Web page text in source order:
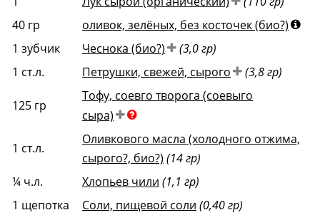
40 гр
оливок, зелёных, без косточек (био?)
1 зубчик Чеснока (био?)
(3,0 гр)
1 ст.л. Петрушки, свежей, сырого (3,8 гр)
125 гр
Тофу, соевго творога (соевыго
сыра)
1 ст.л.
Оливкового масла (холодного отжима,
сырого?, био?) (14 гр)
¼ ч.л. Хлопьев чили (1,1 гр)
1 щепотка Соли, пищевой соли (0,40 гр)